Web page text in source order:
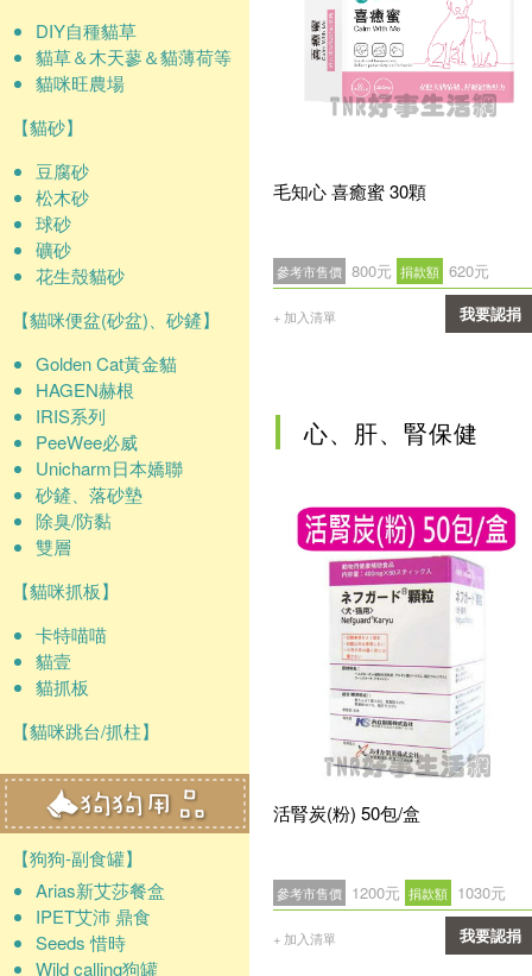
DIY自種貓草
貓草＆木天蓼＆貓薄荷等
貓咪旺農場
【貓砂】
豆腐砂
松木砂
球砂
礦砂
花生殼貓砂
【貓咪便盆(砂盆)、砂鏟】
Golden Cat黃金貓
HAGEN赫根
IRIS系列
PeeWee必威
Unicharm日本嬌聯
砂鏟、落砂墊
除臭/防黏
雙層
【貓咪抓板】
卡特喵喵
貓壹
貓抓板
【貓咪跳台/抓柱】
【狗狗-副食罐】
Arias新艾莎餐盒
IPET艾沛 鼎食
Seeds 惜時
Wild calling狗罐
毛知心 喜癒蜜 30顆
參考市售價 800元 捐款額 620元
+ 加入清單 我要認捐
心、肝、腎保健
活腎炭(粉) 50包/盒
參考市售價 1200元 捐款額 1030元
+ 加入清單 我要認捐